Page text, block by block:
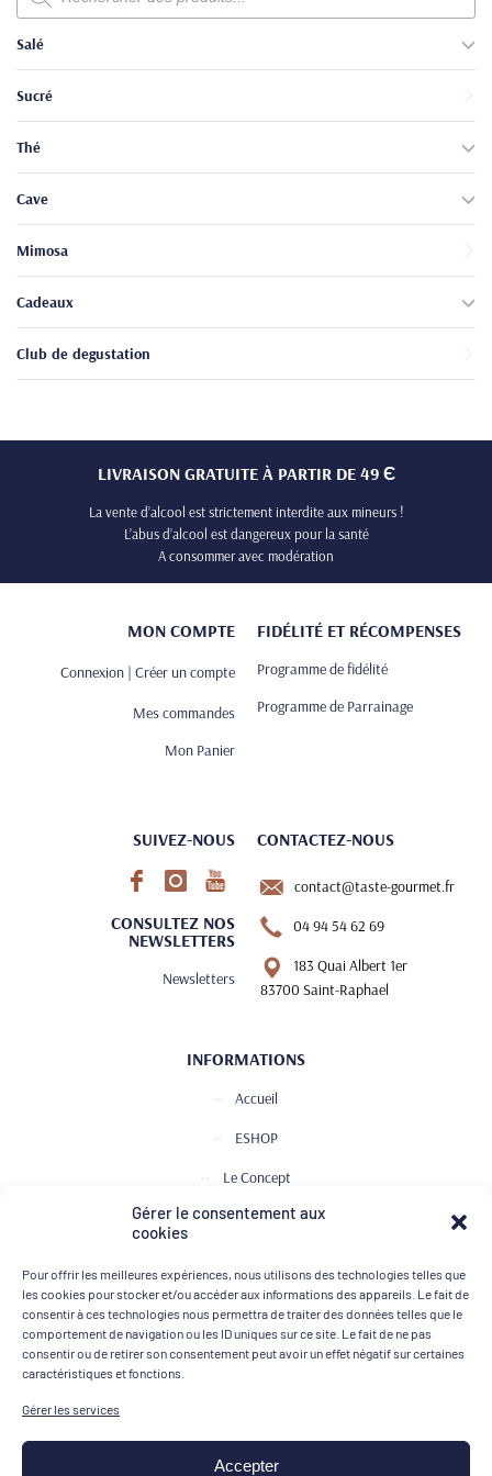
Gérer le consentement aux
cookies
Pour offrir les meilleures expériences, nous utilisons des technologies telles que
les cookies pour stocker et/ou accéder aux informations des appareils. Le fait de
consentir à ces technologies nous permettra de traiter des données telles que le
comportement de navigation ou les ID uniques sur ce site. Le fait de ne pas
consentir ou de retirer son consentement peut avoir un effet négatif sur certaines
caractéristiques et fonctions.
Gérer les services
Accepter
produits
Salé
Sucré
Thé
Cave
Mimosa
Cadeaux
Club de degustation
LIVRAISON GRATUITE À PARTIR DE 49 Є
La vente d’alcool est strictement interdite aux mineurs !
L’abus d’alcool est dangereux pour la santé
A consommer avec modération
MON COMPTE
Connexion | Créer un compte
Mes commandes
Mon Panier
FIDÉLITÉ ET RÉCOMPENSES
Programme de fidélité
Programme de Parrainage
SUIVEZ-NOUS
CONSULTEZ NOS
NEWSLETTERS
Newsletters
CONTACTEZ-NOUS
contact@taste-gourmet.fr
04 94 54 62 69
183 Quai Albert 1er
83700 Saint-Raphael
INFORMATIONS
Accueil
ESHOP
Le Concept
Club de Dégustation
Contact
MOYENS DE PAIEMENT